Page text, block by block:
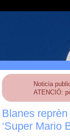
Noticia
ATENCIÓ:
Blanes
‘Super Mario